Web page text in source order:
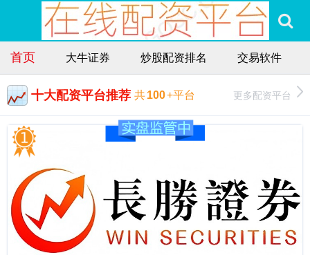
首页 大牛证券 炒股配资排名 交易软件
十大配资平台推荐 共100+平台 更多配资平台